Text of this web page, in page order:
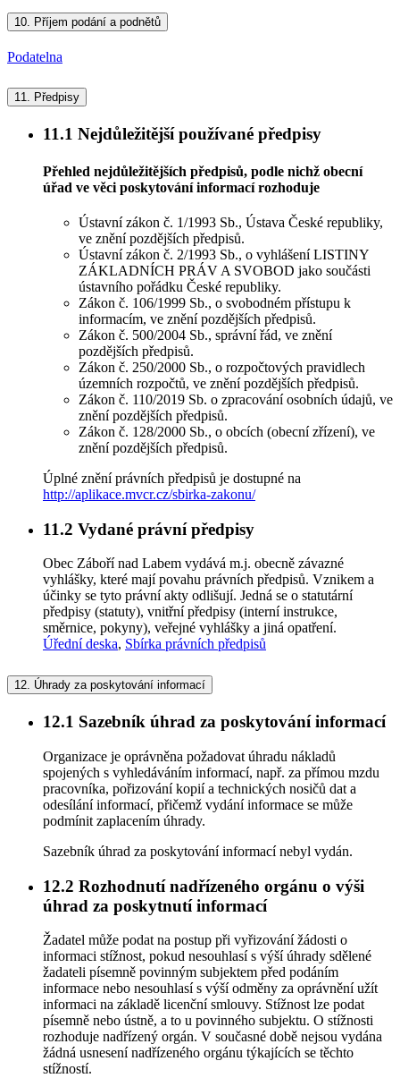
10. Příjem podání a podnětů
Podatelna
11. Předpisy
11.1 Nejdůležitější používané předpisy
Přehled nejdůležitějších předpisů, podle nichž obecní
úřad ve věci poskytování informací rozhoduje
Ústavní zákon č. 1/1993 Sb., Ústava České republiky,
ve znění pozdějších předpisů.
Ústavní zákon č. 2/1993 Sb., o vyhlášení LISTINY
ZÁKLADNÍCH PRÁV A SVOBOD jako součásti
ústavního pořádku České republiky.
Zákon č. 106/1999 Sb., o svobodném přístupu k
informacím, ve znění pozdějších předpisů.
Zákon č. 500/2004 Sb., správní řád, ve znění
pozdějších předpisů.
Zákon č. 250/2000 Sb., o rozpočtových pravidlech
územních rozpočtů, ve znění pozdějších předpisů.
Zákon č. 110/2019 Sb. o zpracování osobních údajů, ve
znění pozdějších předpisů.
Zákon č. 128/2000 Sb., o obcích (obecní zřízení), ve
znění pozdějších předpisů.
Úplné znění právních předpisů je dostupné na
http://aplikace.mvcr.cz/sbirka-zakonu/
11.2 Vydané právní předpisy
Obec Záboří nad Labem vydává m.j. obecně závazné
vyhlášky, které mají povahu právních předpisů. Vznikem a
účinky se tyto právní akty odlišují. Jedná se o statutární
předpisy (statuty), vnitřní předpisy (interní instrukce,
směrnice, pokyny), veřejné vyhlášky a jiná opatření.
Úřední deska, Sbírka právních předpisů
12. Úhrady za poskytování informací
12.1 Sazebník úhrad za poskytování informací
Organizace je oprávněna požadovat úhradu nákladů
spojených s vyhledáváním informací, např. za přímou mzdu
pracovníka, pořizování kopií a technických nosičů dat a
odesílání informací, přičemž vydání informace se může
podmínit zaplacením úhrady.
Sazebník úhrad za poskytování informací nebyl vydán.
12.2 Rozhodnutí nadřízeného orgánu o výši
úhrad za poskytnutí informací
Žadatel může podat na postup při vyřizování žádosti o
informaci stížnost, pokud nesouhlasí s výší úhrady sdělené
žadateli písemně povinným subjektem před podáním
informace nebo nesouhlasí s výší odměny za oprávnění užít
informaci na základě licenční smlouvy. Stížnost lze podat
písemně nebo ústně, a to u povinného subjektu. O stížnosti
rozhoduje nadřízený orgán. V současné době nejsou vydána
žádná usnesení nadřízeného orgánu týkajících se těchto
stížností.